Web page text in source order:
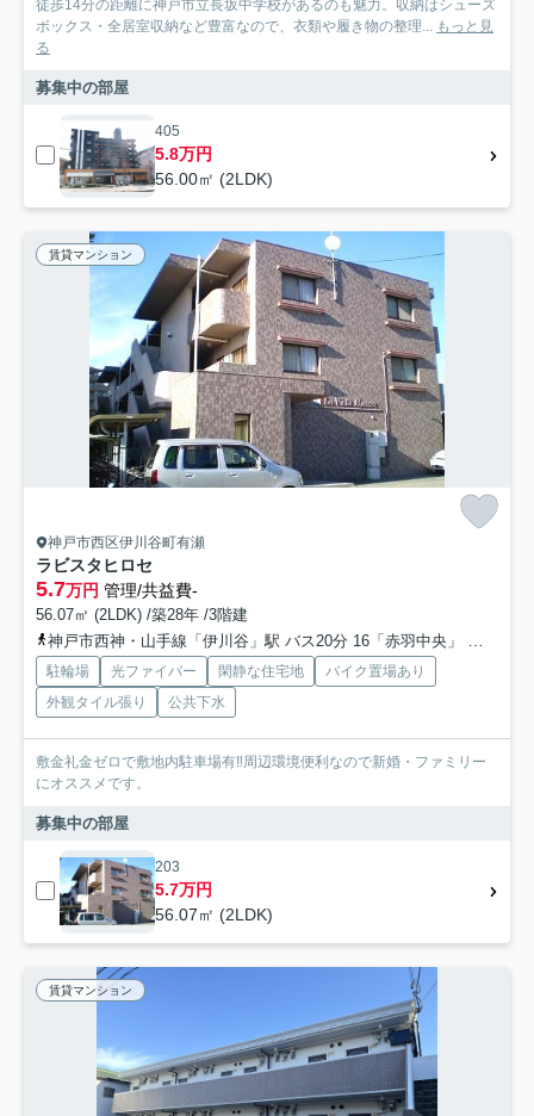
徒歩14分の距離に神戸市立長坂中学校があるのも魅力。収納はシューズ
ボックス・全居室収納など豊富なので、衣類や履き物の整理...
もっと見
る
募集中の部屋
405
5.8万円
56.00㎡ (2LDK)
賃貸マンション
神戸市西区伊川谷町有瀬
ラビスタヒロセ
5.7万円 管理/共益費-
56.07㎡ (2LDK) /築28年 /3階建
神戸市西神・山手線「伊川谷」駅 バス20分 16「赤羽中央」 停歩7分
駐輪場 光ファイバー 閑静な住宅地
バイク置場あり
外観タイル張り
公共下水
敷金礼金ゼロで敷地内駐車場有‼周辺環境便利なので新婚・ファミリー
にオススメです。
募集中の部屋
203
5.7万円
56.07㎡ (2LDK)
賃貸マンション